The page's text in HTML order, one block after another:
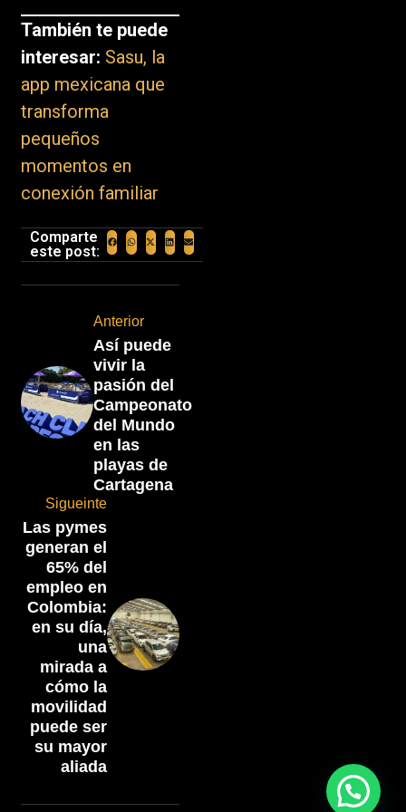
También te puede
interesar: Sasu, la
app mexicana que
transforma
pequeños
momentos en
conexión familiar
Comparte
este post:
Anterior
Así puede
vivir la
pasión del
Campeonato
del Mundo
en las
playas de
Cartagena
Sigueinte
Las pymes
generan el
65% del
empleo en
Colombia:
en su día,
una
mirada a
cómo la
movilidad
puede ser
su mayor
aliada